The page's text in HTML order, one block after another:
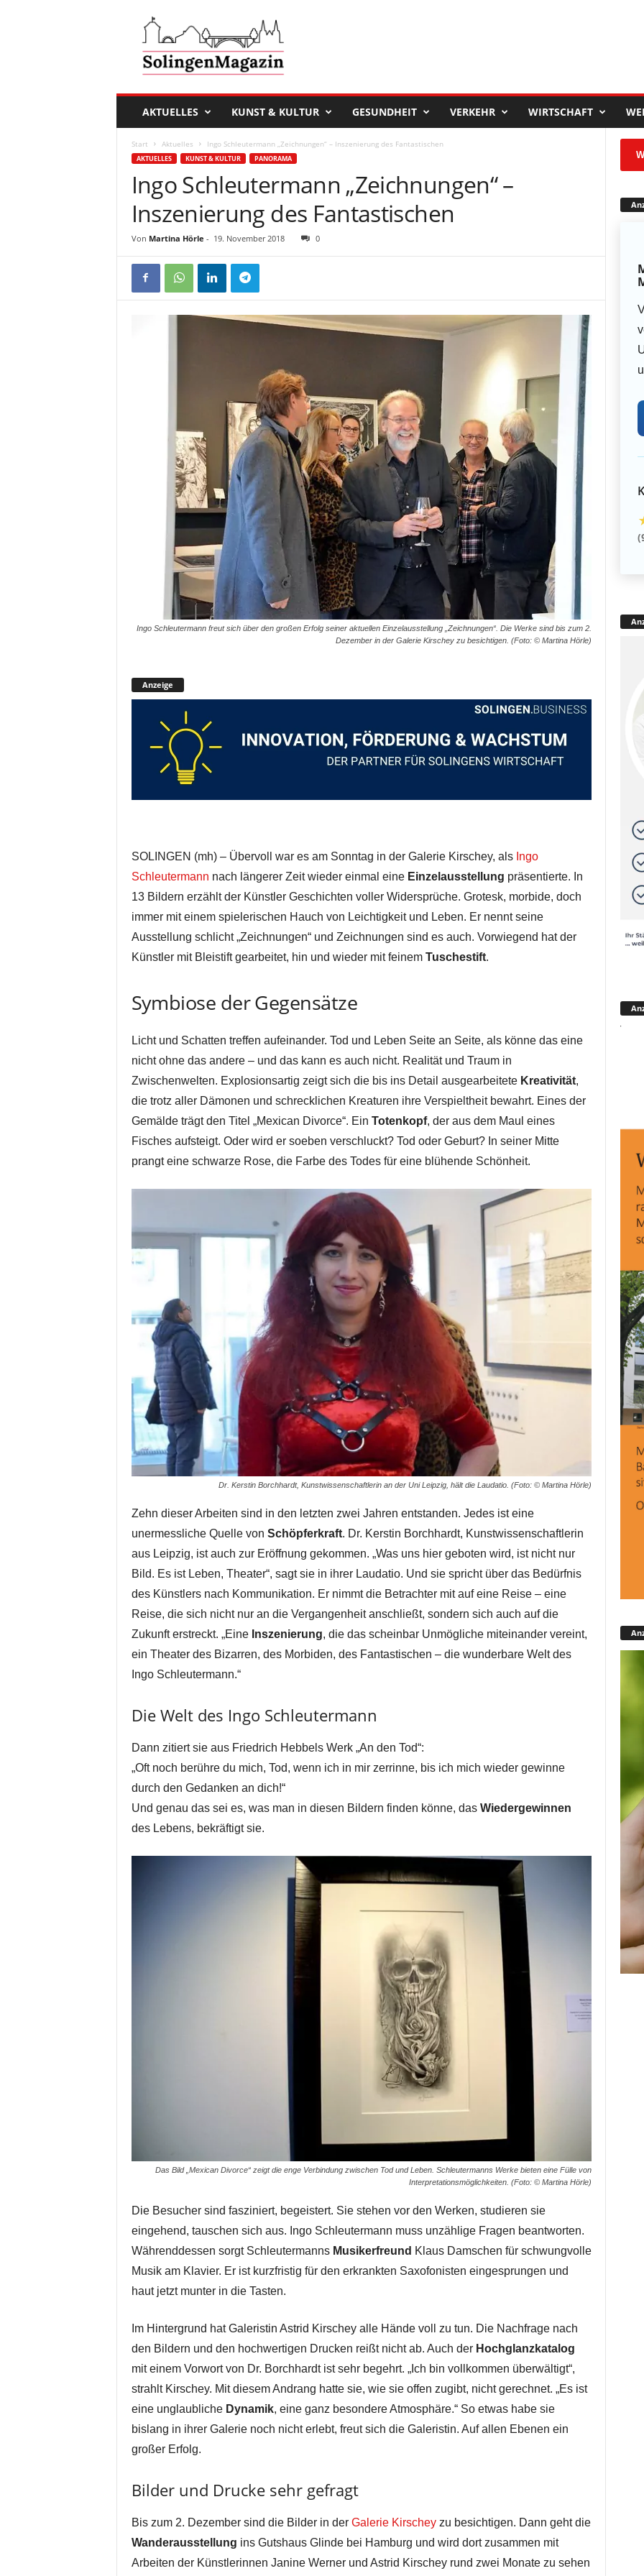
i
AKTUELLES KUNST & KULTUR GESUNDHEIT VERKEHR WIRTSCHAFT
Start Aktuelles Ingo Schleutermann „Zeichnungen“ – Inszenierung des Fantastischen
AKTUELLES KUNST & KULTUR PANORAMA
Ingo Schleutermann „Zeichnungen“ –
Inszenierung des Fantastischen
Von Martina Hörle - 19. November 2018 0
Ingo Schleutermann freut sich über den großen Erfolg seiner aktuellen Einzelausstellung „Zeichnungen“. Die Werke sind bis zum 2.
Dezember in der Galerie Kirschey zu besichtigen. (Foto: © Martina Hörle)
Anzeige
SOLINGEN (mh) – Übervoll war es am Sonntag in der Galerie Kirschey, als Ingo
Schleutermann nach längerer Zeit wieder einmal eine Einzelausstellung präsentierte. In
13 Bildern erzählt der Künstler Geschichten voller Widersprüche. Grotesk, morbide, doch
immer mit einem spielerischen Hauch von Leichtigkeit und Leben. Er nennt seine
Ausstellung schlicht „Zeichnungen“ und Zeichnungen sind es auch. Vorwiegend hat der
Künstler mit Bleistift gearbeitet, hin und wieder mit feinem Tuschestift.
Symbiose der Gegensätze
Licht und Schatten treffen aufeinander. Tod und Leben Seite an Seite, als könne das eine
nicht ohne das andere – und das kann es auch nicht. Realität und Traum in
Zwischenwelten. Explosionsartig zeigt sich die bis ins Detail ausgearbeitete Kreativität,
die trotz aller Dämonen und schrecklichen Kreaturen ihre Verspieltheit bewahrt. Eines der
Gemälde trägt den Titel „Mexican Divorce“. Ein Totenkopf, der aus dem Maul eines
Fisches aufsteigt. Oder wird er soeben verschluckt? Tod oder Geburt? In seiner Mitte
prangt eine schwarze Rose, die Farbe des Todes für eine blühende Schönheit.
Dr. Kerstin Borchhardt, Kunstwissenschaftlerin an der Uni Leipzig, hält die Laudatio. (Foto: © Martina Hörle)
Zehn dieser Arbeiten sind in den letzten zwei Jahren entstanden. Jedes ist eine
unermessliche Quelle von Schöpferkraft. Dr. Kerstin Borchhardt, Kunstwissenschaftlerin
aus Leipzig, ist auch zur Eröffnung gekommen. „Was uns hier geboten wird, ist nicht nur
Bild. Es ist Leben, Theater“, sagt sie in ihrer Laudatio. Und sie spricht über das Bedürfnis
des Künstlers nach Kommunikation. Er nimmt die Betrachter mit auf eine Reise – eine
Reise, die sich nicht nur an die Vergangenheit anschließt, sondern sich auch auf die
Zukunft erstreckt. „Eine Inszenierung, die das scheinbar Unmögliche miteinander vereint,
ein Theater des Bizarren, des Morbiden, des Fantastischen – die wunderbare Welt des
Ingo Schleutermann.“
Die Welt des Ingo Schleutermann
Dann zitiert sie aus Friedrich Hebbels Werk „An den Tod“:
„Oft noch berühre du mich, Tod, wenn ich in mir zerrinne, bis ich mich wieder gewinne
durch den Gedanken an dich!“
Und genau das sei es, was man in diesen Bildern finden könne, das Wiedergewinnen
des Lebens, bekräftigt sie.
Das Bild „Mexican Divorce“ zeigt die enge Verbindung zwischen Tod und Leben. Schleutermanns Werke bieten eine Fülle von
Interpretationsmöglichkeiten. (Foto: © Martina Hörle)
Die Besucher sind fasziniert, begeistert. Sie stehen vor den Werken, studieren sie
eingehend, tauschen sich aus. Ingo Schleutermann muss unzählige Fragen beantworten.
Währenddessen sorgt Schleutermanns Musikerfreund Klaus Damschen für schwungvolle
Musik am Klavier. Er ist kurzfristig für den erkrankten Saxofonisten eingesprungen und
haut jetzt munter in die Tasten.
Im Hintergrund hat Galeristin Astrid Kirschey alle Hände voll zu tun. Die Nachfrage nach
den Bildern und den hochwertigen Drucken reißt nicht ab. Auch der Hochglanzkatalog
mit einem Vorwort von Dr. Borchhardt ist sehr begehrt. „Ich bin vollkommen überwältigt“,
strahlt Kirschey. Mit diesem Andrang hatte sie, wie sie offen zugibt, nicht gerechnet. „Es ist
eine unglaubliche Dynamik, eine ganz besondere Atmosphäre.“ So etwas habe sie
bislang in ihrer Galerie noch nicht erlebt, freut sich die Galeristin. Auf allen Ebenen ein
großer Erfolg.
Bilder und Drucke sehr gefragt
Bis zum 2. Dezember sind die Bilder in der Galerie Kirscheyzu besichtigen. Dann geht die
Wanderausstellung ins Gutshaus Glinde bei Hamburg und wird dort zusammen mit
Arbeiten der Künstlerinnen Janine Werner und Astrid Kirschey rund zwei Monate zu sehen